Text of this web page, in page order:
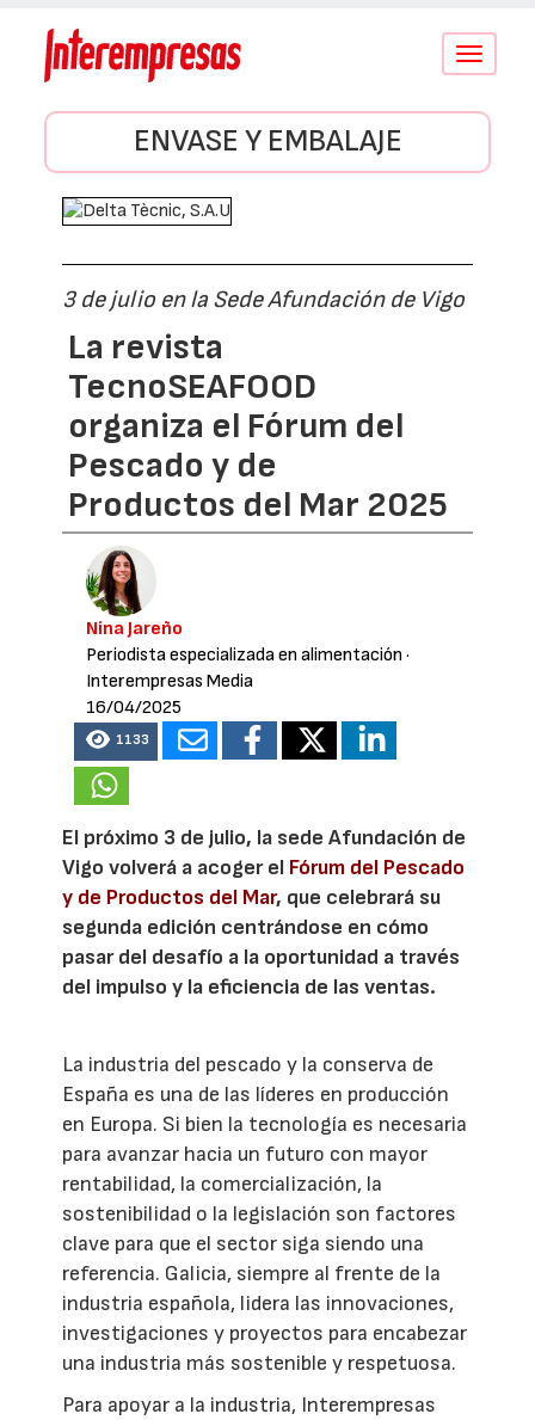
Conmutar
ENVASE Y EMBALAJE
3 de julio en la Sede Afundación de Vigo
La revista
TecnoSEAFOOD
organiza el Fórum del
Pescado y de
Productos del Mar 2025
Nina Jareño
Periodista especializada en alimentación ·
Interempresas Media
16/04/2025
1133
El próximo 3 de julio, la sede Afundación de
Vigo volverá a acoger el Fórum del Pescado
y de Productos del Mar, que celebrará su
segunda edición centrándose en cómo
pasar del desafío a la oportunidad a través
del impulso y la eficiencia de las ventas.
La industria del pescado y la conserva de
España es una de las líderes en producción
en Europa. Si bien la tecnología es necesaria
para avanzar hacia un futuro con mayor
rentabilidad, la comercialización, la
sostenibilidad o la legislación son factores
clave para que el sector siga siendo una
referencia. Galicia, siempre al frente de la
industria española, lidera las innovaciones,
investigaciones y proyectos para encabezar
una industria más sostenible y respetuosa.
Para apoyar a la industria, Interempresas